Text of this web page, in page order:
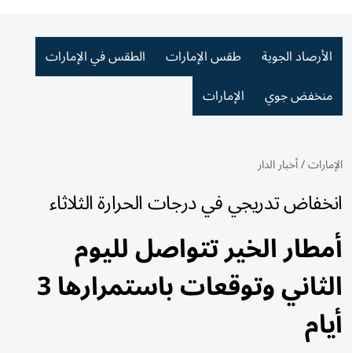
الأرصاد الجوية طقس الإمارات
الطقس في الإمارات
منخفض جوي
الإمارات
الإمارات/أخبار الدار
انخفاض تدريجي في درجات الحرارة الثلاثاء
أمطار الخير تتواصل لليوم
الثاني وتوقعات باستمرارها 3
أيام